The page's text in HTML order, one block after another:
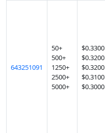
643251091
50+
500+
1250+
2500+
5000+
$0.3300
$0.3200
$0.3200
$0.3100
$0.3000